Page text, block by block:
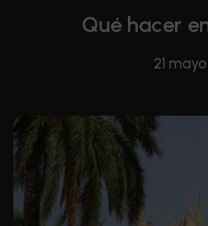
Qué hacer
21